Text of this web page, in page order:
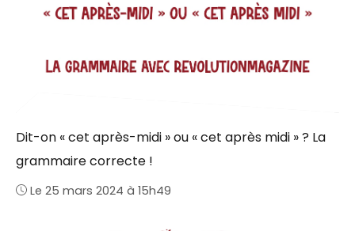
Dit-on « cet après-midi » ou « cet après midi » ? La
grammaire correcte !
Le 25 mars 2024 à 15h49